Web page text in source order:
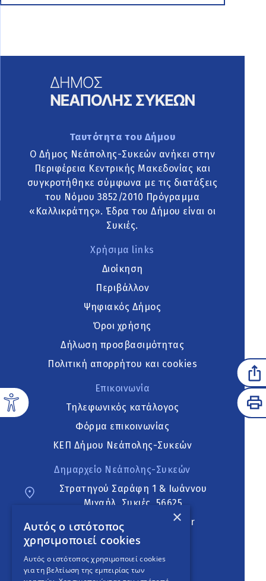
Ταυτότητα του Δήμου
Ο Δήμος Νεάπολης-Συκεών ανήκει στην
Περιφέρεια Κεντρικής Μακεδονίας και
συγκροτήθηκε σύμφωνα με τις διατάξεις
του Νόμου 3852/2010 Πρόγραμμα
«Καλλικράτης». Έδρα του Δήμου είναι οι
Συκιές.
Χρήσιμα links
Διοίκηση
Περιβάλλον
Ψηφιακός Δήμος
Όροι χρήσης
Δήλωση προσβασιμότητας
Πολιτική απορρήτου και cookies
Επικοινωνία
Τηλεφωνικός κατάλογος
Φόρμα επικοινωνίας
ΚΕΠ Δήμου Νεάπολης-Συκεών
Δημαρχείο Νεάπολης-Συκεών
Στρατηγού Σαράφη 1 & Ιωάννου
Μιχαήλ, Συκιές, 56625
neapoli.sykies@ddt.gov.gr
Ακολουθήστε
×
Αυτός ο ιστότοπος
χρησιμοποιεί cookies
Αυτός ο ιστότοπος χρησιμοποιεί cookies
για τη βελτίωση της εμπειρίας των